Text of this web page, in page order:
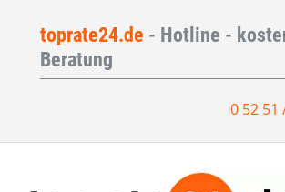
toprate24.de - Hotline -
Beratung
0 52 51